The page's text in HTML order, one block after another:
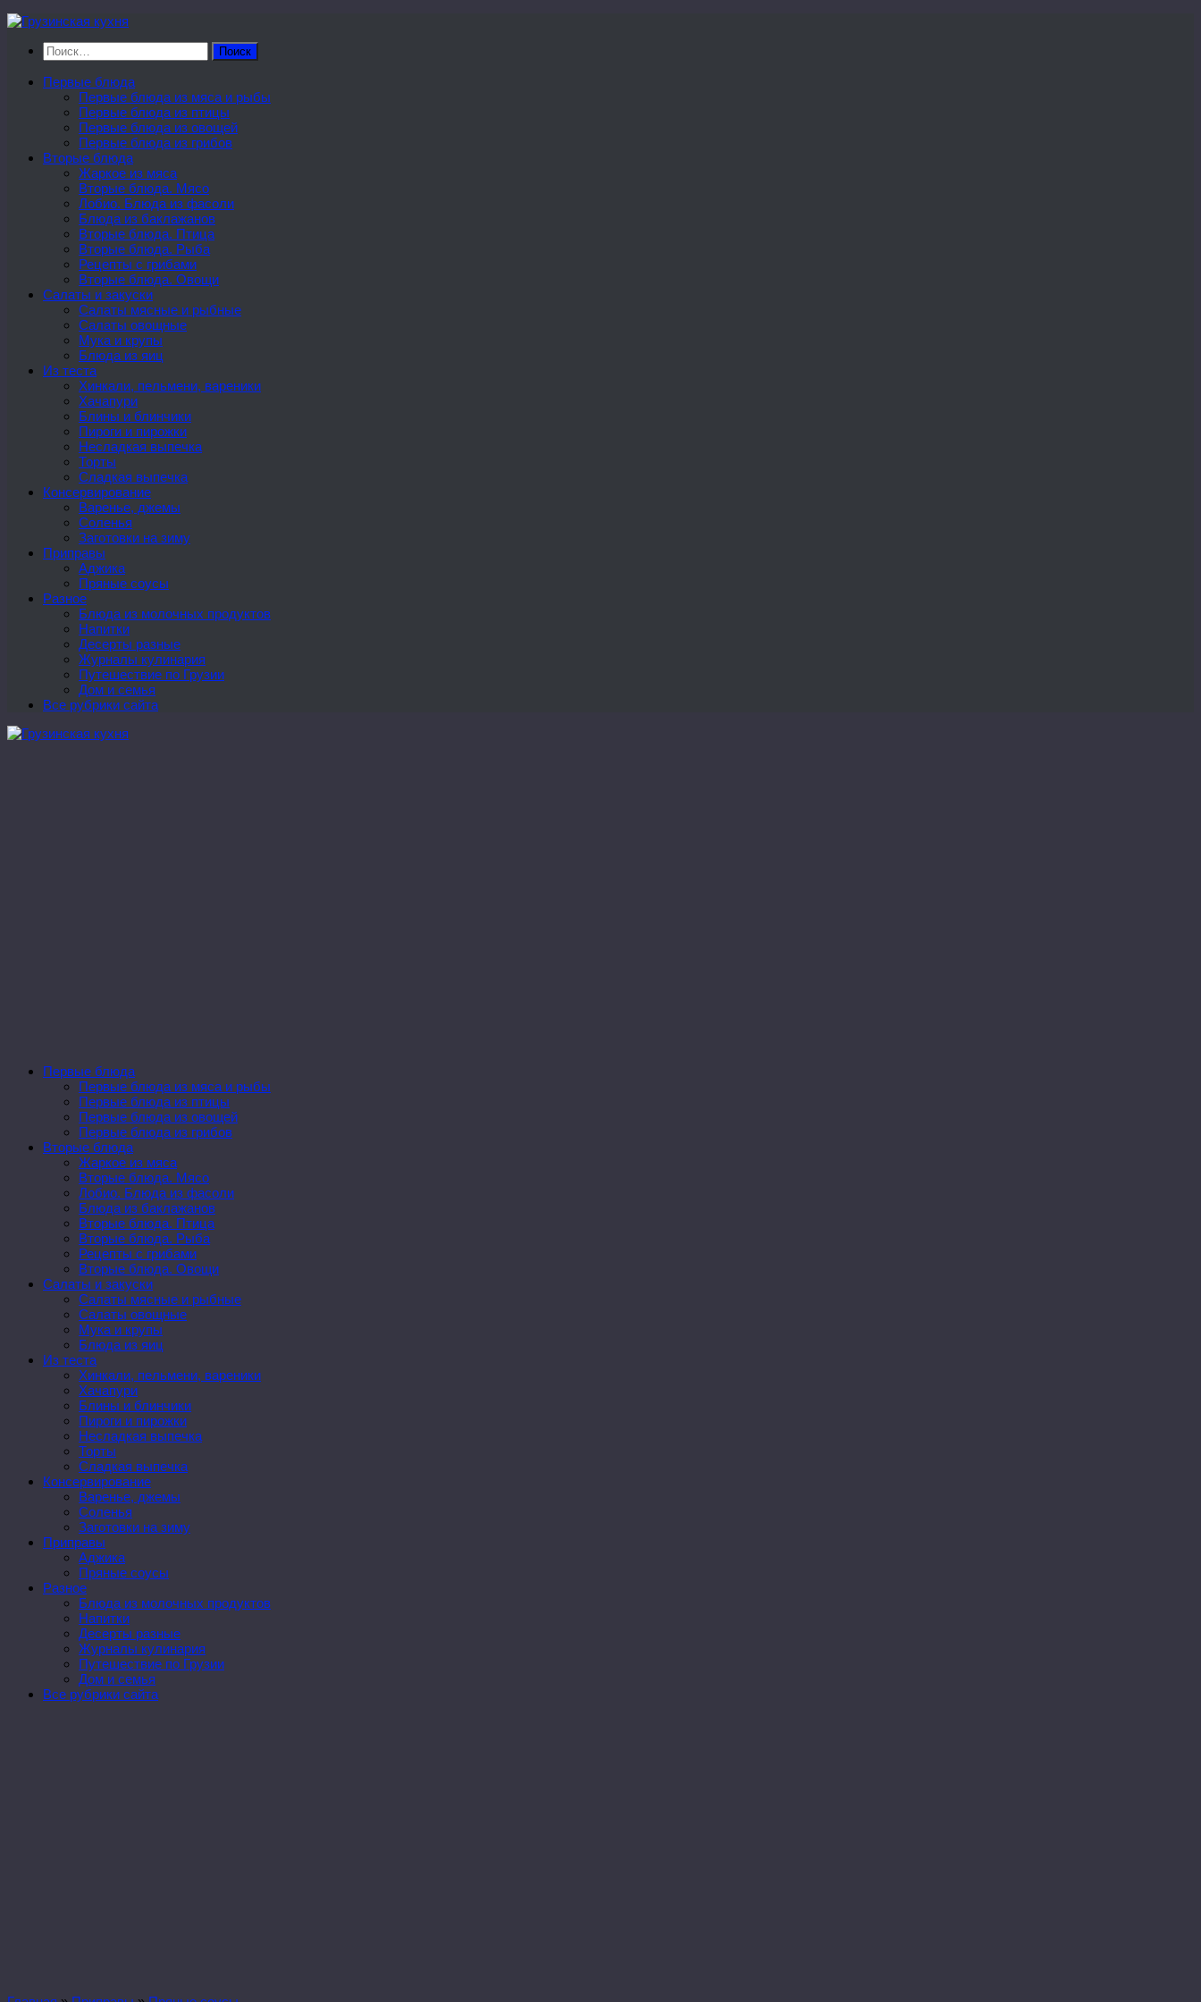
Перейти
содержимому
Найти:
Первые блюда
Первые блюда из мяса и рыбы
Первые блюда из птицы
Первые блюда из овощей
Первые блюда из грибов
Вторые блюда
Жаркое из мяса
Вторые блюда. Мясо
Лобио. Блюда из фасоли
Блюда из баклажанов
Вторые блюда. Птица
Вторые блюда. Рыба
Рецепты с грибами
Вторые блюда. Овощи
Салаты и закуски
Салаты мясные и рыбные
Салаты овощные
Мука и крупы
Блюда из яиц
Из теста
Хинкали, пельмени, вареники
Хачапури
Блины и блинчики
Пироги и пирожки
Несладкая выпечка
Торты
Сладкая выпечка
Консервирование
Варенье, джемы
Соленья
Заготовки на зиму
Приправы
Аджика
Пряные соусы
Разное
Блюда из молочных продуктов
Напитки
Десерты разные
Журналы кулинария
Путешествие по Грузии
Дом и семья
Все рубрики сайта
Первые блюда
Первые блюда из мяса и рыбы
Первые блюда из птицы
Первые блюда из овощей
Первые блюда из грибов
Вторые блюда
Жаркое из мяса
Вторые блюда. Мясо
Лобио. Блюда из фасоли
Блюда из баклажанов
Вторые блюда. Птица
Вторые блюда. Рыба
Рецепты с грибами
Вторые блюда. Овощи
Салаты и закуски
Салаты мясные и рыбные
Салаты овощные
Мука и крупы
Блюда из яиц
Из теста
Хинкали, пельмени, вареники
Хачапури
Блины и блинчики
Пироги и пирожки
Несладкая выпечка
Торты
Сладкая выпечка
Консервирование
Варенье, джемы
Соленья
Заготовки на зиму
Приправы
Аджика
Пряные соусы
Разное
Блюда из молочных продуктов
Напитки
Десерты разные
Журналы кулинария
Путешествие по Грузии
Дом и семья
Все рубрики сайта